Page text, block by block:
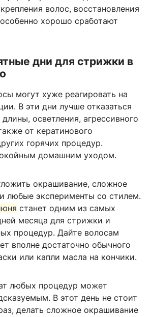
волос, восстановления
хорошо сработают
дни для стрижки в
могут хуже реагировать на
В эти дни лучше отказаться
осветления, агрессивного
от кератинового
горячих процедур.
домашним уходом.
окрашивание, сложное
любые эксперименты со стилем.
станет одним из самых
месяца для стрижки и
процедур. Дайте волосам
вполне достаточно обычного
или капли масла на кончики.
любых процедур может
В этот день не стоит
делать сложное окрашивание